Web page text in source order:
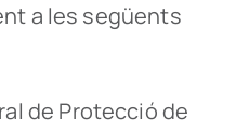
a les següents
de Protecció de